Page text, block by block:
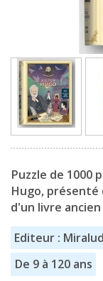
Puzzle de 1000
Hugo, présenté
d'un livre
Editeur :
De 9 à 120 ans